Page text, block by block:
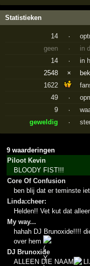
Statistieken
14 ·
geen
·
in
14
·
in
2548
×
1622
49
·
9
·
geweldig
·
9 waarderingen
Piloot Kevin
BLOODY FIST!!!
Core Of Confusion
ben blij dat er teminste
Linda:cheer:
Helden!! Vet kut dat
My way...
hahah DJ Brunoxide!!!!
over hem
DJ Brunoxide
ALLEEN DIE NAAM